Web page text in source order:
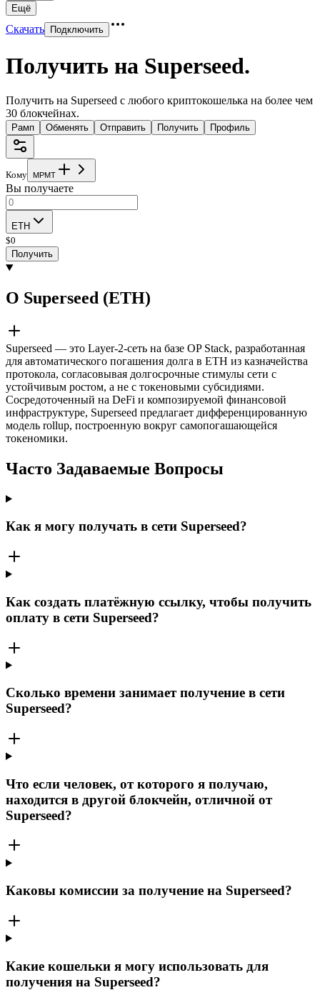
Ещё
Скачать Подключить
Получить на Superseed.
Получить на Superseed с любого криптокошелька на более чем
30 блокчейнах.
Рамп Обменять Отправить Получить Профиль
Кому MPMT
Вы получаете
ETH
$0
Получить
О Superseed (ETH)
Superseed — это Layer-2-сеть на базе OP Stack, разработанная
для автоматического погашения долга в ETH из казначейства
протокола, согласовывая долгосрочные стимулы сети с
устойчивым ростом, а не с токеновыми субсидиями.
Сосредоточенный на DeFi и композируемой финансовой
инфраструктуре, Superseed предлагает дифференцированную
модель rollup, построенную вокруг самопогашающейся
токеномики.
Часто Задаваемые Вопросы
Как я могу получать в сети Superseed?
Как создать платёжную ссылку, чтобы получить
оплату в сети Superseed?
Сколько времени занимает получение в сети
Superseed?
Что если человек, от которого я получаю,
находится в другой блокчейн, отличной от
Superseed?
Каковы комиссии за получение на Superseed?
Какие кошельки я могу использовать для
получения на Superseed?